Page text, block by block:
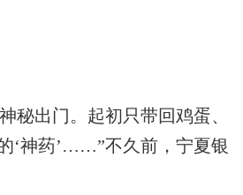
出门。起初只带回鸡蛋、
‘神药’……”不久前，宁夏银